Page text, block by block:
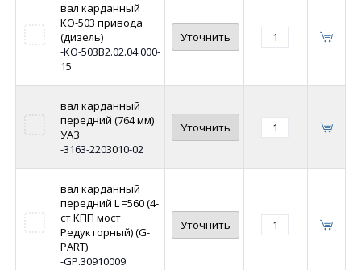
вал карданный
КО-503 привода
(дизель)
-КО-503В2.02.04.000-
15
Уточнить
вал карданный
передний (764 мм)
УАЗ
-3163-2203010-02
Уточнить
вал карданный
передний L =560 (4-
ст КПП мост
Редукторный) (G-
PART)
-GP.30910009
Уточнить